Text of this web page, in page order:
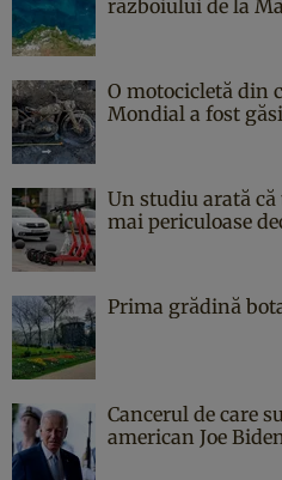
războiului de la
O motocicletă din
Mondial a fost
Un studiu arată
mai periculoase
Prima grădină
Cancerul de care
american Joe